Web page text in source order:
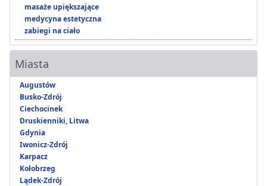
masaże upiększające
medycyna estetyczna
zabiegi na ciało
Miasta
Augustów
Busko-Zdrój
Ciechocinek
Druskienniki, Litwa
Gdynia
Iwonicz-Zdrój
Karpacz
Kołobrzeg
Lądek-Zdrój